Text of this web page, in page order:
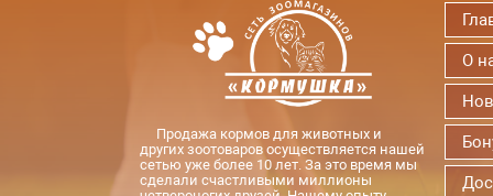
Продажа кормов для животных и
других зоотоваров осуществляется нашей
сетью уже более 10 лет. За это время мы
сделали счастливыми миллионы
О